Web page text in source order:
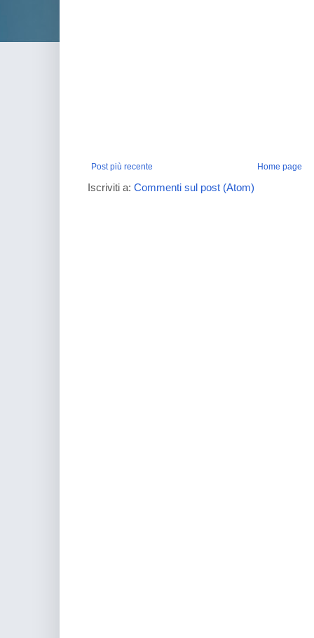
Post più recente Home page
Iscriviti a: Commenti sul post (Atom)